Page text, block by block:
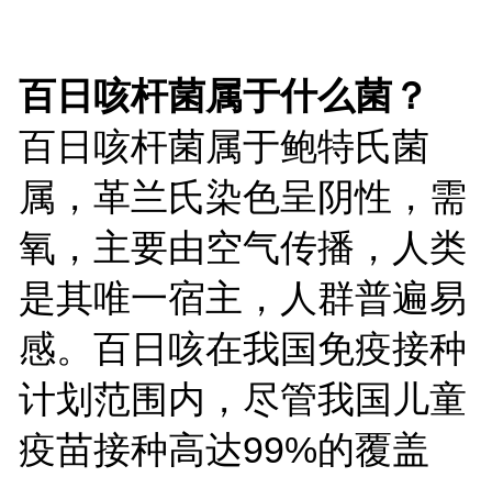
百日咳杆菌属于什么菌？
百日咳杆菌属于鲍特氏菌
属，革兰氏染色呈阴性，需
氧，主要由空气传播，人类
是其唯一宿主，人群普遍易
感。百日咳在我国免疫接种
计划范围内，尽管我国儿童
疫苗接种高达99%的覆盖